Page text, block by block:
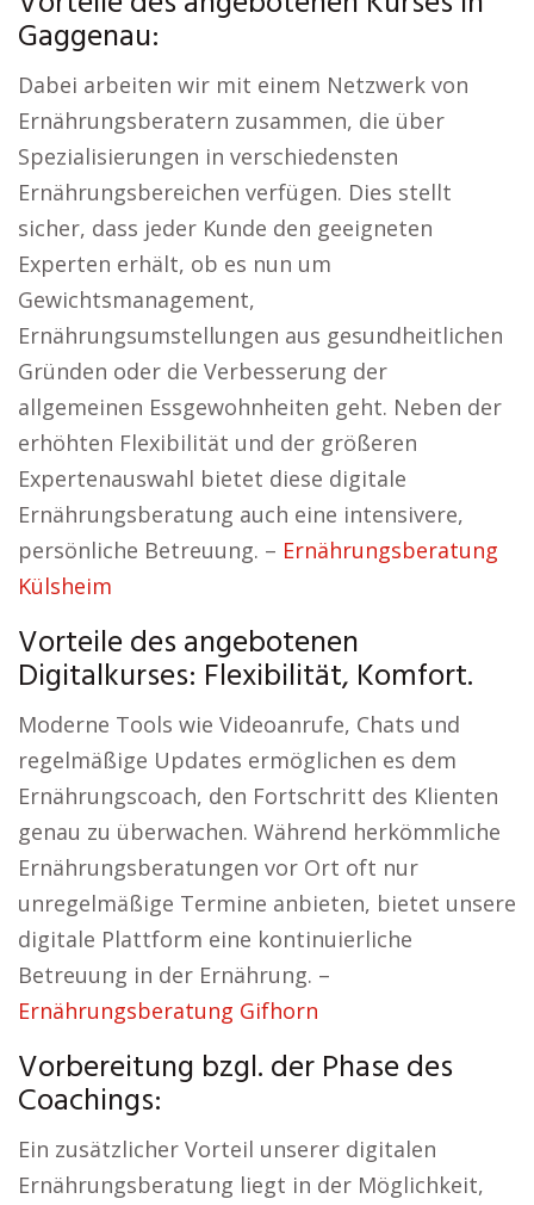
Gaggenau:
Dabei arbeiten wir mit einem Netzwerk von
Ernährungsberatern zusammen, die über
Spezialisierungen in verschiedensten
Ernährungsbereichen verfügen. Dies stellt
sicher, dass jeder Kunde den geeigneten
Experten erhält, ob es nun um
Gewichtsmanagement,
Ernährungsumstellungen aus gesundheitlichen
Gründen oder die Verbesserung der
allgemeinen Essgewohnheiten geht. Neben der
erhöhten Flexibilität und der größeren
Expertenauswahl bietet diese digitale
Ernährungsberatung auch eine intensivere,
persönliche Betreuung. – Ernährungsberatung
Külsheim
Vorteile des angebotenen
Digitalkurses: Flexibilität, Komfort.
Moderne Tools wie Videoanrufe, Chats und
regelmäßige Updates ermöglichen es dem
Ernährungscoach, den Fortschritt des Klienten
genau zu überwachen. Während herkömmliche
Ernährungsberatungen vor Ort oft nur
unregelmäßige Termine anbieten, bietet unsere
digitale Plattform eine kontinuierliche
Betreuung in der Ernährung. –
Ernährungsberatung Gifhorn
Vorbereitung bzgl. der Phase des
Coachings:
Ein zusätzlicher Vorteil unserer digitalen
Ernährungsberatung liegt in der Möglichkeit,